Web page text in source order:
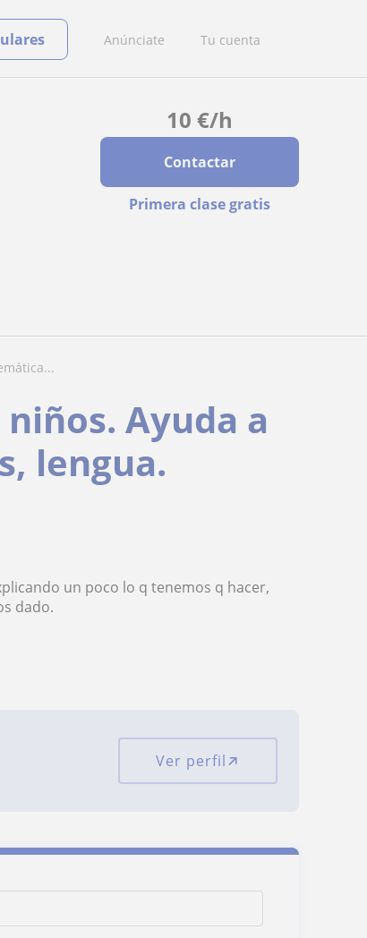
Anúnciate Tu cuenta
10 €/h
Contactar
Primera clase gratis
Ayuda a
lengua.
un poco lo q tenemos q hacer,
dado.
Ver perfil